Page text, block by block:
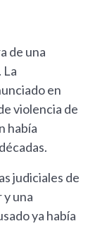
de una
La
en
violencia de
había
judiciales de
una
ya había